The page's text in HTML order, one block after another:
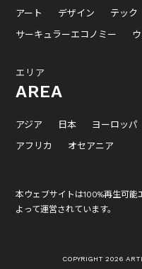
アート デザイン テック
サーキュラーエコノミー
エリア
AREA
アジア 日本 ヨーロッパ
アフリカ
オセアニア
本ウェブサイトは100%再生可能
よって運営されています。
COPYRIGHT 2026